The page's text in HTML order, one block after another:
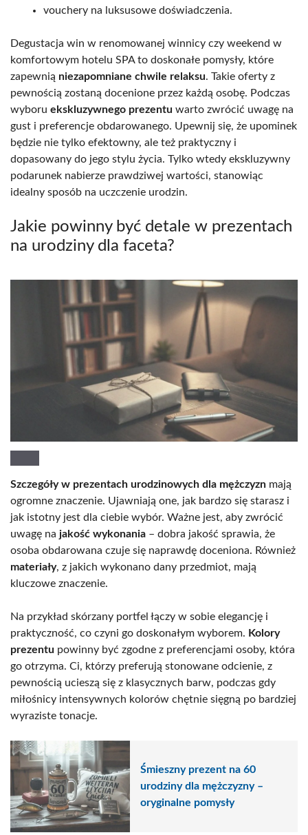
vouchery na luksusowe doświadczenia.
Degustacja win w renomowanej winnicy czy weekend w
komfortowym hotelu SPA to doskonałe pomysły, które
zapewnią niezapomniane chwile relaksu. Takie oferty z
pewnością zostaną docenione przez każdą osobę. Podczas
wyboru ekskluzywnego prezentu warto zwrócić uwagę na
gust i preferencje obdarowanego. Upewnij się, że upominek
będzie nie tylko efektowny, ale też praktyczny i
dopasowany do jego stylu życia. Tylko wtedy ekskluzywny
podarunek nabierze prawdziwej wartości, stanowiąc
idealny sposób na uczczenie urodzin.
Jakie powinny być detale w prezentach
na urodziny dla faceta?
Szczegóły w prezentach urodzinowych dla mężczyzn mają
ogromne znaczenie. Ujawniają one, jak bardzo się starasz i
jak istotny jest dla ciebie wybór. Ważne jest, aby zwrócić
uwagę na jakość wykonania – dobra jakość sprawia, że
osoba obdarowana czuje się naprawdę doceniona. Również
materiały, z jakich wykonano dany przedmiot, mają
kluczowe znaczenie.
Na przykład skórzany portfel łączy w sobie elegancję i
praktyczność, co czyni go doskonałym wyborem. Kolory
prezentu powinny być zgodne z preferencjami osoby, która
go otrzyma. Ci, którzy preferują stonowane odcienie, z
pewnością ucieszą się z klasycznych barw, podczas gdy
miłośnicy intensywnych kolorów chętnie sięgną po bardziej
wyraziste tonacje.
Śmieszny prezent na 60
urodziny dla mężczyzny –
oryginalne pomysły